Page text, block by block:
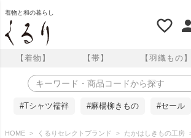
着物と和の暮らし
【着物】 【帯】 【羽織もの】
#Tシャツ襦袢 #麻楊柳きもの #セール
HOME くるりセレクトブランド たかはしきもの工房